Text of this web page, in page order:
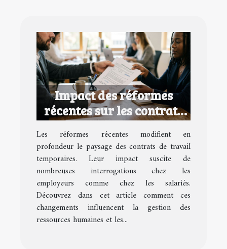
Impact des réformes
récentes sur les contrats
de travail temporaires
Les réformes récentes modifient en
profondeur le paysage des contrats de travail
temporaires. Leur impact suscite de
nombreuses interrogations chez les
employeurs comme chez les salariés.
Découvrez dans cet article comment ces
changements influencent la gestion des
ressources humaines et les...